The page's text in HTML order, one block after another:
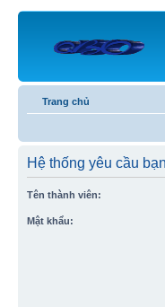
Trang chủ
Hệ thống yêu cầu
Tên thành viên:
Mật khẩu: